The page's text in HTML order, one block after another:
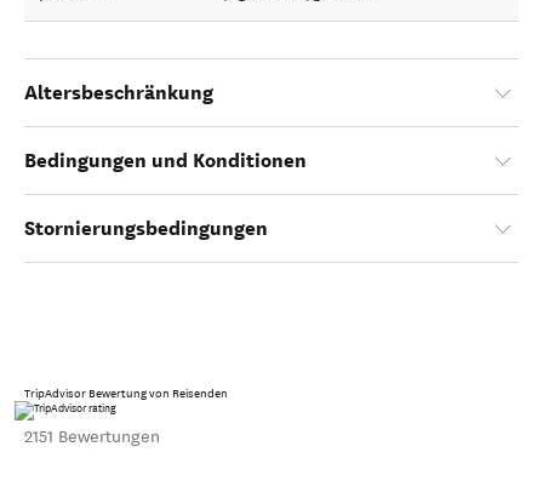
Altersbeschränkung
Bedingungen und Konditionen
Stornierungsbedingungen
TripAdvisor Bewertung von Reisenden
2151 Bewertungen